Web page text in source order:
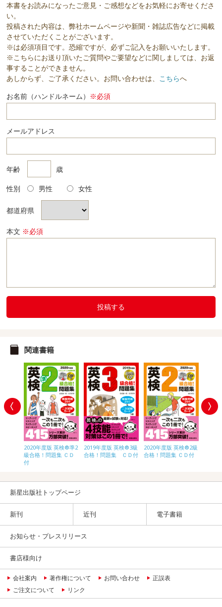
本書をお読みになったご意見・ご感想などをお気軽にお寄せくださ
い。
投稿された内容は、弊社ホームページや新聞・雑誌広告などに掲載
させていただくことがございます。
※は必須項目です。恐縮ですが、必ずご記入をお願いいたします。
※こちらにお送り頂いたご質問やご要望などに関しましては、お返
事することができません。
あしからず、ご了承ください。お問い合わせは、 こちらへ
お名前（ハンドルネーム） ※必須
メールアドレス
年齢 歳
性別 男性 女性
都道府県
本文 ※必須
投稿する
関連書籍
2020年度版 英検®準2
級合格！問題集 ＣＤ
付
2019年度版 英検®3級
合格！問題集 ＣＤ付
2020年度版 英検®2級
合格！問題集 ＣＤ付
新星出版社トップページ
新刊 近刊 電子書籍
お知らせ・プレスリリース
書店様向け
会社案内 著作権について お問い合わせ
正誤表
ご注文について
リンク